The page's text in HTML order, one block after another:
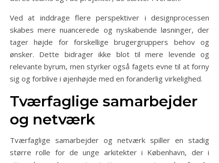
Ved at inddrage flere perspektiver i designprocessen
skabes mere nuancerede og nyskabende løsninger, der
tager højde for forskellige brugergruppers behov og
ønsker. Dette bidrager ikke blot til mere levende og
relevante byrum, men styrker også fagets evne til at forny
sig og forblive i øjenhøjde med en foranderlig virkelighed.
Tværfaglige samarbejder
og netværk
Tværfaglige samarbejder og netværk spiller en stadig
større rolle for de unge arkitekter i København, der i